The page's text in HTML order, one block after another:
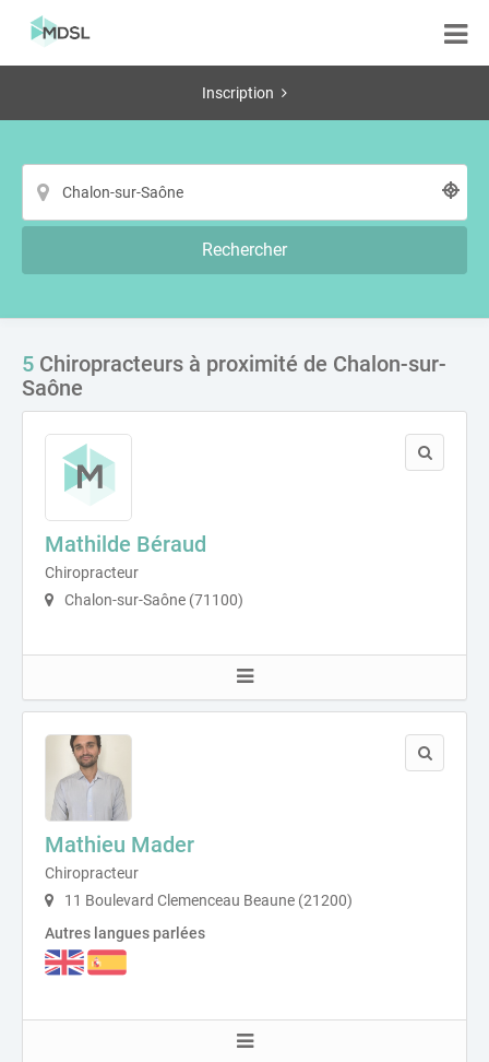
Inscription
Rechercher
5 Chiropracteurs à proximité de Chalon-sur-
Saône
Mathilde Béraud
Chiropracteur
Chalon-sur-Saône (71100)
Mathieu Mader
Chiropracteur
11 Boulevard Clemenceau Beaune (21200)
Autres langues parlées